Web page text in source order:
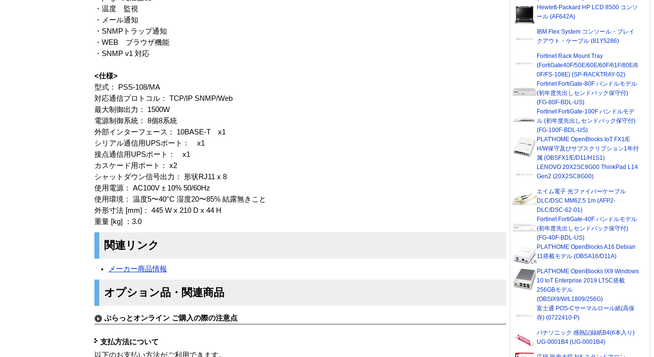
・温度 監視
・メール通知
・SNMPトラップ通知
・WEB ブラウザ機能
・SNMP v1 対応
<仕様>
型式： PSS-108/MA
対応通信プロトコル： TCP/IP SNMP/Web
最大制御出力： 1500W
電源制御系統： 8個8系統
外部インターフェース： 10BASE-T x1
シリアル通信用UPSポート： x1
接点通信用UPSポート： x1
カスケード用ポート： x2
シャットダウン信号出力： 形状RJ11 x 8
使用電源： AC100V ± 10% 50/60Hz
使用環境： 温度5〜40°C 湿度20〜85% 結露無きこと
外形寸法 [mm]： 445 W x 210 D x 44 H
重量 [kg] ：3.0
関連リンク
メーカー商品情報
オプション品・関連商品
ぷらっとオンライン ご購入の際の注意点
支払方法について
以下のお支払い方法がご利用できます。
Hewlett-Packard HP LCD 8500 コンソ
ール (AF642A)
IBM Flex System コンソール・ブレイ
クアウト・ケーブル (81Y5286)
Fortinet Rack Mount Tray
(FortiGate40F/50E/60E/60F/61F/80E/8
0F/FS-108E) (SP-RACKTRAY-02)
Fortinet FortiGate-80F バンドルモデル
(初年度先出しセンドバック保守付)
(FG-80F-BDL-US)
Fortinet FortiGate-100F バンドルモデ
ル (初年度先出しセンドバック保守付)
(FG-100F-BDL-US)
PLAT'HOME OpenBlocks IoT FX1/E
H/W保守及びサブスクリプション1年付
属 (OBSFX1/E/D11/H1S1)
LENOVO 20X2SC8G00 ThinkPad L14
Gen2 (20X2SC8G00)
エイム電子 光ファイバーケーブル
DLC/DSC MM62.5 1m (AFP2-
DLC/DSC-62-01)
Fortinet FortiGate-40F バンドルモデル
(初年度先出しセンドバック保守付)
(FG-40F-BDL-US)
PLAT'HOME OpenBlocks A16 Debian
11搭載モデル (OBSA16/D11A)
PLAT'HOME OpenBlocks IX9 Windows
10 IoT Enterprise 2019 LTSC搭載
256GBモデル
(OBSIX9/W/L1809/256G)
富士通 POS-Cサーマルロール紙(高保
存) (0722410-P)
パナソニック 感熱記録紙B4(6本入り)
UG-0001B4 (UG-0001B4)